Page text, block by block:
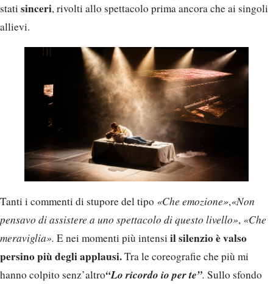
stati sinceri, rivolti allo spettacolo prima ancora che ai singoli
allievi.
Tanti i commenti di stupore del tipo «Che emozione»,«Non
pensavo di assistere a uno spettacolo di questo livello», «Che
meraviglia». E nei momenti più intensi il silenzio è valso
persino più degli applausi.Tra le coreografie che più mi
hanno colpito senz’altro“Lo ricordo io per te”. Sullo sfondo